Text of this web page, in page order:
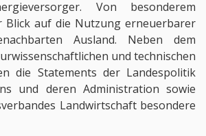
Von besonderem
Blick auf die Nutzung erneuerbarer
Ausland. Neben dem
und technischen
die Statements der Landespolitik
und deren Administration sowie
Landwirtschaft besondere